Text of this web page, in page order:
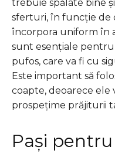
trebuie spălate bine
sferturi, în funcție de
încorpora uniform în
sunt esențiale
pufos, care va fi cu
Este important să
coapte, deoarece ele
prospețime prăjiturii
Pași